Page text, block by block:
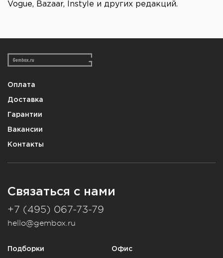
Vogue, Bazaar, Instyle и других редакций.
Оплата
Доставка
Гарантии
Вакансии
Контакты
Связаться с нами
+7 (495) 067-73-79
hello@gembox.ru
Подборки Офис